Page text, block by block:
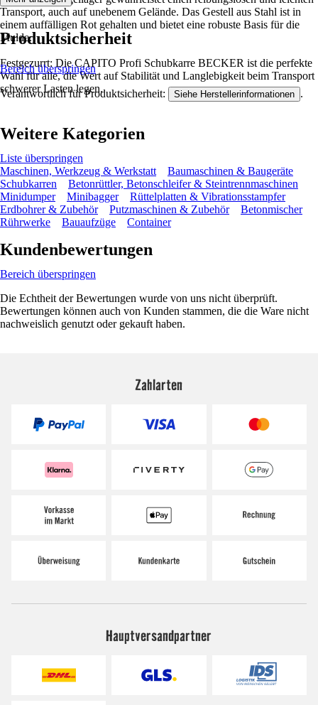
Transport, auch auf unebenem Gelände. Das Gestell aus Stahl ist in
einem auffälligen Rot gehalten und bietet eine robuste Basis für die
Mulde.
Festgezurrt: Die CAPITO Profi Schubkarre BECKER ist die perfekte
Wahl für alle, die Wert auf Stabilität und Langlebigkeit beim Transport
schwerer Lasten legen.
Produktsicherheit
Bereich überspringen
Verantwortlich für Produktsicherheit: Siehe Herstellerinformationen .
Weitere Kategorien
Liste überspringen
Maschinen, Werkzeug & Werkstatt
Baumaschinen & Baugeräte
Schubkarren
Betonrüttler, Betonschleifer & Steintrennmaschinen
Minidumper
Minibagger
Rüttelplatten & Vibrationsstampfer
Erdbohrer & Zubehör
Putzmaschinen & Zubehör
Betonmischer
Rührwerke
Bauaufzüge Container
Kundenbewertungen
Bereich überspringen
Die Echtheit der Bewertungen wurde von uns nicht überprüft.
Bewertungen können auch von Kunden stammen, die die Ware nicht
nachweislich genutzt oder gekauft haben.
Zahlarten
Hauptversandpartner